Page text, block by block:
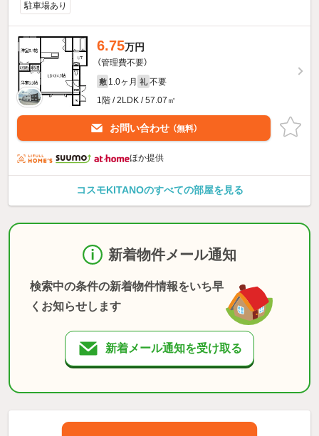
駐車場あり
6.75万円
（管理費不要）
敷 1.0ヶ月 礼 不要
1階 / 2LDK / 57.07㎡
お問い合わせ （無料）
ほか提供
コスモKITANOのすべての部屋を見る
新着物件メール通知
検索中の条件の新着物件情報をいち早
くお知らせします
新着メール通知を受け取る